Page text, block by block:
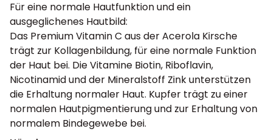
Für eine normale Hautfunktion und ein
ausgeglichenes Hautbild:
Das Premium Vitamin C aus der Acerola Kirsche
trägt zur Kollagenbildung, für eine normale Funktion
der Haut bei. Die Vitamine Biotin, Riboflavin,
Nicotinamid und der Mineralstoff Zink unterstützen
die Erhaltung normaler Haut. Kupfer trägt zu einer
normalen Hautpigmentierung und zur Erhaltung von
normalem Bindegewebe bei.